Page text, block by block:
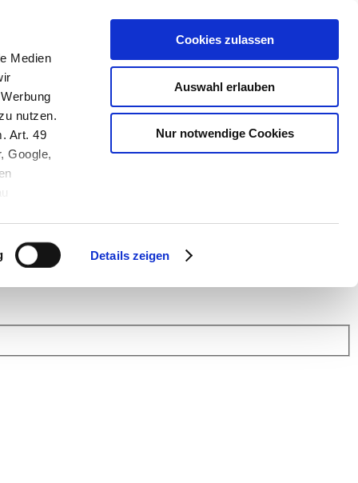
Medien
nutzen.
Art. 49
Google,
Details zeigen
Cookies zulassen
Auswahl erlauben
Nur notwendige Cookies